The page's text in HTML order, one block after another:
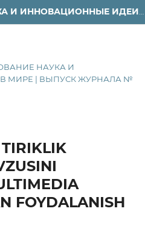
НАУКА И
МИРЕ | ВЫПУСК ЖУРНАЛА №
FOYDALANISH